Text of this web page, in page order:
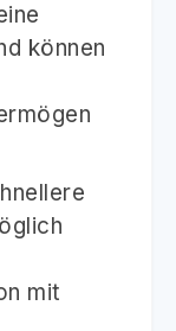
können
mit